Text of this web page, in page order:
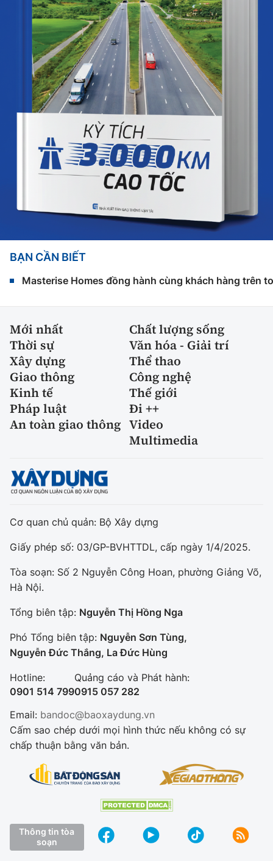
BẠN CẦN BIẾT
Masterise Homes đồng hành cùng khách hàng trên
Mới nhất
Chất lượng sống
Thời sự
Văn hóa - Giải trí
Xây dựng
Thể thao
Giao thông
Công nghệ
Kinh tế
Thế giới
Pháp luật
Đi ++
An toàn giao thông Video
Multimedia
Cơ quan chủ quản: Bộ Xây dựng
Giấy phép số: 03/GP-BVHTTDL, cấp ngày 1/4/2025.
Tòa soạn: Số 2 Nguyễn Công Hoan, phường Giảng Võ,
Hà Nội.
Tổng biên tập: Nguyễn Thị Hồng Nga
Phó Tổng biên tập: Nguyễn Sơn Tùng,
Nguyễn Đức Thắng, La Đức Hùng
Hotline:
0901 514 799
Quảng cáo và Phát hành:
0915 057 282
Email: bandoc@baoxaydung.vn
Cấm sao chép dưới mọi hình thức nếu không có sự
chấp thuận bằng văn bản.
Thông tin tòa
soạn